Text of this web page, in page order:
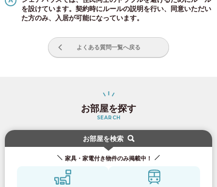
を設けています。契約時にルールの説明を行い、同意いただい
た方のみ、入居が可能になっています。
よくある質問一覧へ戻る
お部屋を探す
SEARCH
お部屋を検索
家具・家電付き物件のみ掲載中！